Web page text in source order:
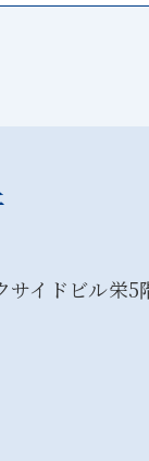
サイドビル栄5